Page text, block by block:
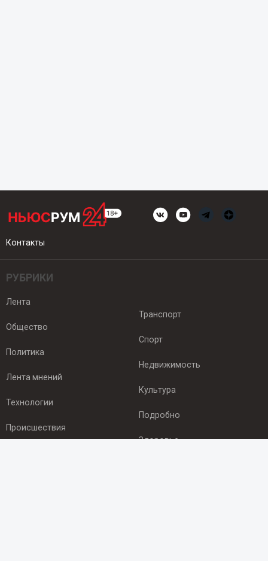
Контакты
РУБРИКИ
Лента
Общество
Политика
Лента мнений
Технологии
Происшествия
Транспорт
Спорт
Недвижимость
Культура
Подробно
Здоровье